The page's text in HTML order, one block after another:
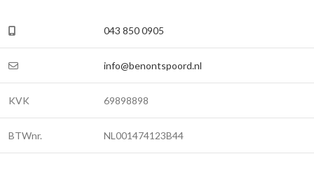
043 850 0905
info@benontspoord.nl
KVK 69898898
BTWnr. NL001474123B44